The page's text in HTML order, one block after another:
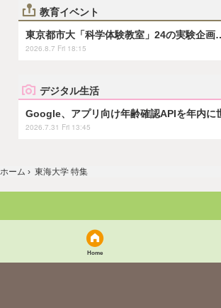
教育イベント
東京都市大「科学体験教室」24の実験企
2026.8.7 Fri 18:15
デジタル生活
Google、アプリ向け年齢確認APIを年内
2026.7.31 Fri 13:45
ホーム › 東海大学 特集
Home